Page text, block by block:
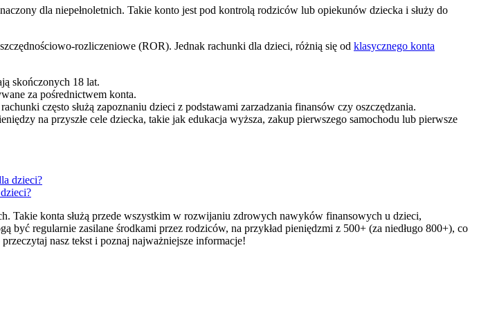
dla niepełnoletnich. Takie konto jest pod kontrolą rodziców lub opiekunów dziecka i służy do
rozliczeniowe (ROR). Jednak rachunki dla dzieci, różnią się od klasycznego konta
skończonych 18 lat.
za pośrednictwem konta.
często służą zapoznaniu dzieci z podstawami zarzadzania finansów czy oszczędzania.
na przyszłe cele dziecka, takie jak edukacja wyższa, zakup pierwszego samochodu lub pierwsze
Takie konta służą przede wszystkim w rozwijaniu zdrowych nawyków finansowych u dzieci,
być regularnie zasilane środkami przez rodziców, na przykład pieniędzmi z 500+ (za niedługo 800+), co
nasz tekst i poznaj najważniejsze informacje!